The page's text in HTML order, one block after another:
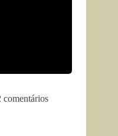
comentários